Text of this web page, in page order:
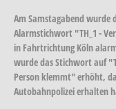
Am Samstagabend wurde
Alarmstichwort "TH_1 -
in Fahrtrichtung Köln
wurde das Stichwort auf
Person klemmt" erhöht,
Autobahnpolizei erhalten